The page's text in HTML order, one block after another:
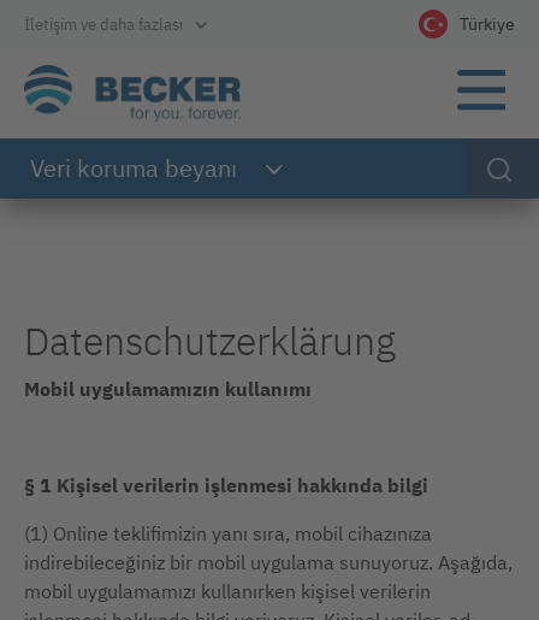
Doğrudan ana navigasyona git
Doğrudan içeriğe git
Doğrudan altbilgiye git
İletişim ve daha fazlası Türkiye
Veri koruma beyanı
Datenschutzerklärung
Mobil uygulamamızın kullanımı
§ 1 Kişisel verilerin işlenmesi hakkında bilgi
(1) Online teklifimizin yanı sıra, mobil cihazınıza
indirebileceğiniz bir mobil uygulama sunuyoruz. Aşağıda,
mobil uygulamamızı kullanırken kişisel verilerin